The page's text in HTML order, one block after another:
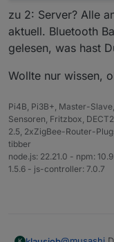
Bei
App
mal
Ich
Nein
nicht.
zu 2: Server? Alle
aktuell. Bluetooth
gelesen, was hast
Wollte nur wissen,
Pi4B, Pi3B+, Master-
Sensoren, Fritzbox,
2.5, 2xZigBee-Router-
tibber
node.js: 22.21.0 - npm:
1.5.6 - js-controller: 7.0.7